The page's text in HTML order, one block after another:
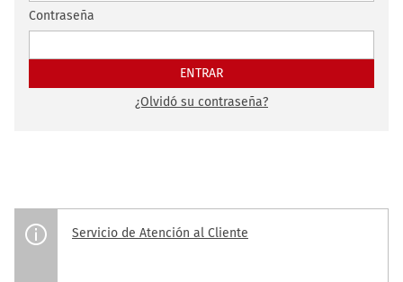
Contraseña
¿Olvidó su contraseña?
Servicio de Atención al Cliente